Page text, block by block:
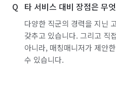
타 서비스 대비 장점은 무
다양한 직군의 경력을 지닌
갖추고 있습니다. 그리고 직
아니라, 매칭매니저가 제안
수 있습니다.